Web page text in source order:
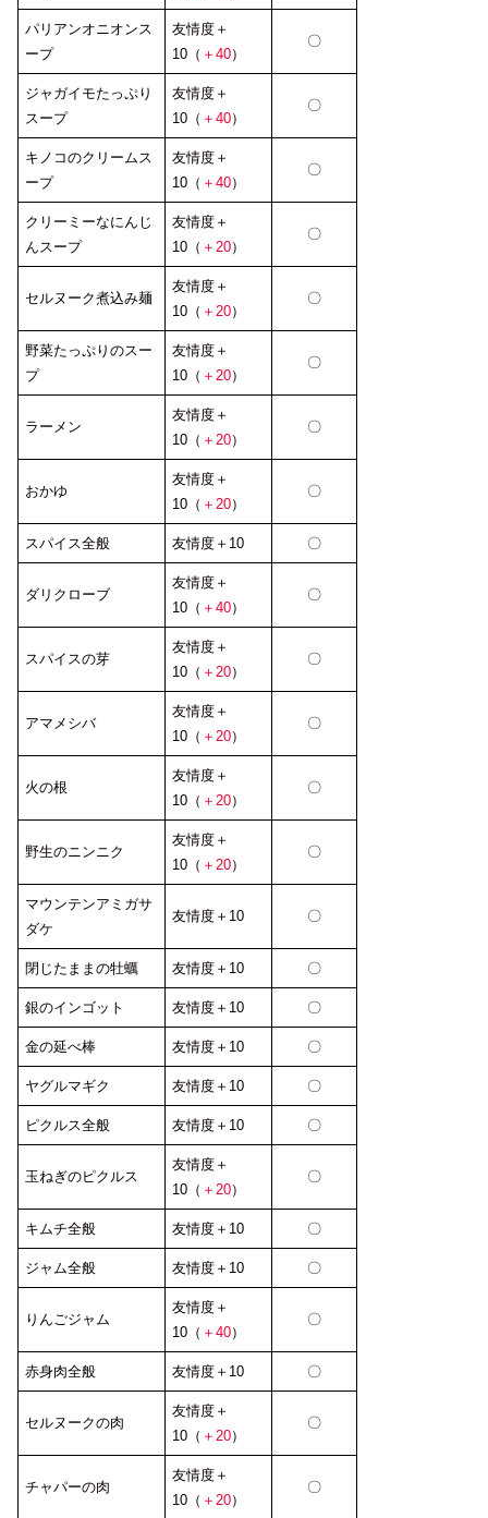
パリアンオニオンス
ープ
友情度＋
10（ ＋40）
〇
ジャガイモたっぷり
スープ
友情度＋
10（ ＋40）
〇
キノコのクリームス
ープ
友情度＋
10（ ＋40）
〇
クリーミーなにんじ
んスープ
友情度＋
10（ ＋20）
〇
セルヌーク煮込み麺
友情度＋
10（ ＋20）
〇
野菜たっぷりのスー
プ
友情度＋
10（ ＋20）
〇
ラーメン
友情度＋
10（ ＋20）
〇
おかゆ
友情度＋
10（ ＋20）
〇
スパイス全般 友情度＋10 〇
ダリクローブ
友情度＋
10（ ＋40）
〇
スパイスの芽
友情度＋
10（ ＋20）
〇
アマメシバ
友情度＋
10（ ＋20）
〇
火の根
友情度＋
10（ ＋20）
〇
野生のニンニク
友情度＋
10（ ＋20）
〇
マウンテンアミガサ
ダケ
友情度＋10 〇
閉じたままの牡蠣 友情度＋10 〇
銀のインゴット 友情度＋10 〇
金の延べ棒 友情度＋10 〇
ヤグルマギク 友情度＋10 〇
ピクルス全般 友情度＋10 〇
玉ねぎのピクルス
友情度＋
10（ ＋20）
〇
キムチ全般 友情度＋10 〇
ジャム全般 友情度＋10 〇
りんごジャム
友情度＋
10（ ＋40）
〇
赤身肉全般 友情度＋10 〇
セルヌークの肉
友情度＋
10（ ＋20）
〇
チャパーの肉
友情度＋
10（ ＋20）
〇